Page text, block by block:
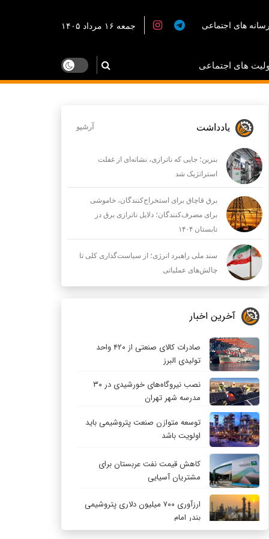
های اجتماعی جمعه ۱۶ مرداد ۱۴۰۵
های اجتماعی
یادداشت آرشیو
بنزین؛ جایی که ناترازی، نشانه‌ای از غفلت
استراتژیک شد
برق قاچاق برای استخراج‌کنندگان، خاموشی
برای مصرف‌کنندگان؛ دلایل ناترازی برق در
تابستان ۱۴۰۴
سند ملی راهبرد انرژی؛ از سیاست‌گذاری کلی تا
چالش‌های عملیاتی
آخرین اخبار
صادرات کالای صنعتی از ۴۲۰ واحد
تولیدی البرز
نصب نیروگاه‌های خورشیدی در ۳۰
مدرسه شهر تهران
توسعه متوازن صنعت پتروشیمی باید
اولویت باشد
کاهش قیمت نفت عربستان برای
مشتریان آسیایی
ارزآوری ۷۰۰ میلیون دلاری پتروشیمی
بندر امام